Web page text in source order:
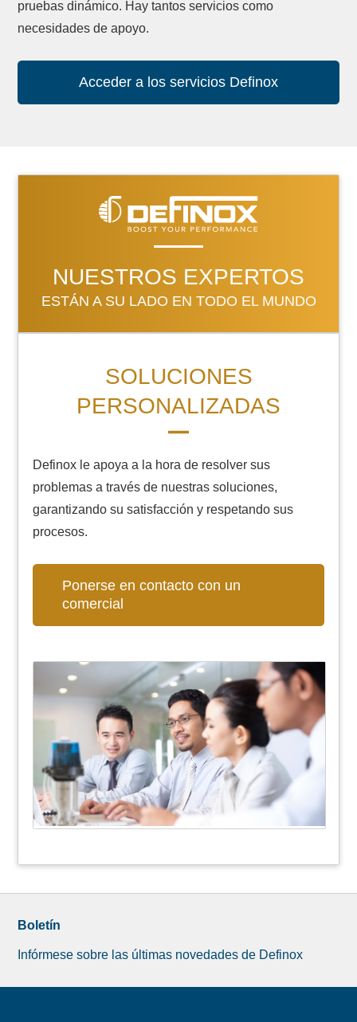
pruebas dinámico. Hay tantos servicios como
necesidades de apoyo.
Acceder a los servicios Definox
NUESTROS EXPERTOS
ESTÁN A SU LADO EN TODO EL MUNDO
SOLUCIONES
PERSONALIZADAS
Definox le apoya a la hora de resolver sus
problemas a través de nuestras soluciones,
garantizando su satisfacción y respetando sus
procesos.
Ponerse en contacto con un
comercial
Boletín
Infórmese sobre las últimas novedades de Definox